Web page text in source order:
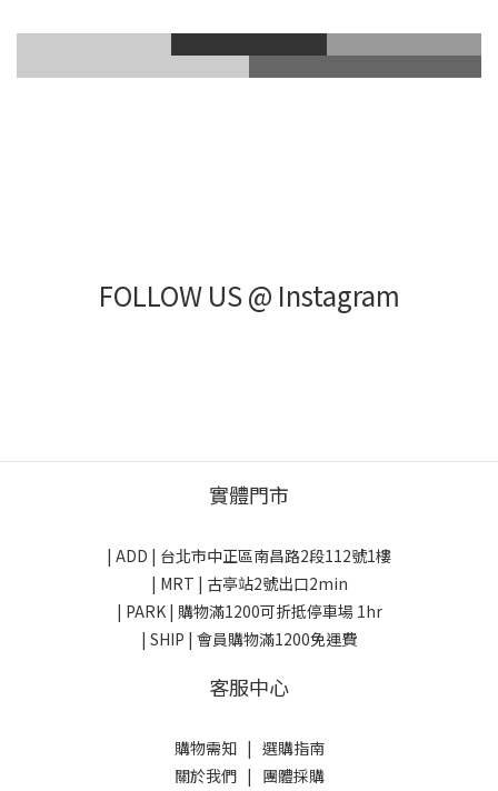
登山鞋 Gore-Tex
登山杖 滑雪護具
FOLLOW US @ Instagram
實體門市
| ADD | 台北市中正區南昌路2段112號1樓
| MRT | 古亭站2號出口2min
| PARK | 購物滿1200可折抵停車場 1hr
| SHIP | 會員購物滿1200免運費
客服中心
購物需知| 選購指南
關於我們| 團體採購